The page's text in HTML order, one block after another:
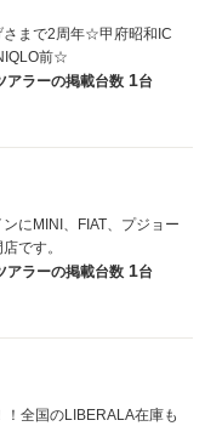
さまで2周年☆甲府昭和IC
前☆
アラーの掲載台数 1台
にMINI、FIAT、プジョー
です。
アラーの掲載台数 1台
全国のLIBERALA在庫も